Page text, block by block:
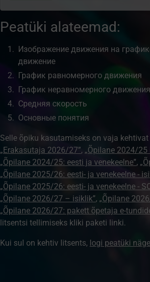
Peatüki alateemad:
Изображение движения на
движение
График равномерного движения
График неравномерного движения
Средняя скорость
Основные понятия
Selle õpiku kasutamiseks on vaja
„Erakasutaja 2026/27”, „Õpilane 2024/25
„Õpilane 2024/25: eesti ja venekeelne”,
„Õpilane 2025/26: eesti- ja venekeelne -
„Õpilane 2025/26: eesti- ja venekeelne -
„Õpilane 2026/27 – isiklik”, „Õpilane
„Õpilane 2026/27: pakett õpetaja e-
litsentsi tellimiseks kliki paketi linki.
Kui sul on kehtiv litsents, logi peatüki